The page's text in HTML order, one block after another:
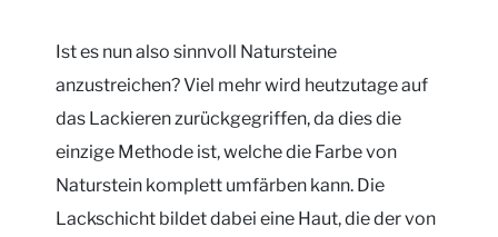
Ist es nun also sinnvoll Natursteine
anzustreichen? Viel mehr wird heutzutage auf
das Lackieren zurückgegriffen, da dies die
einzige Methode ist, welche die Farbe von
Naturstein komplett umfärben kann. Die
Lackschicht bildet dabei eine Haut, die der von